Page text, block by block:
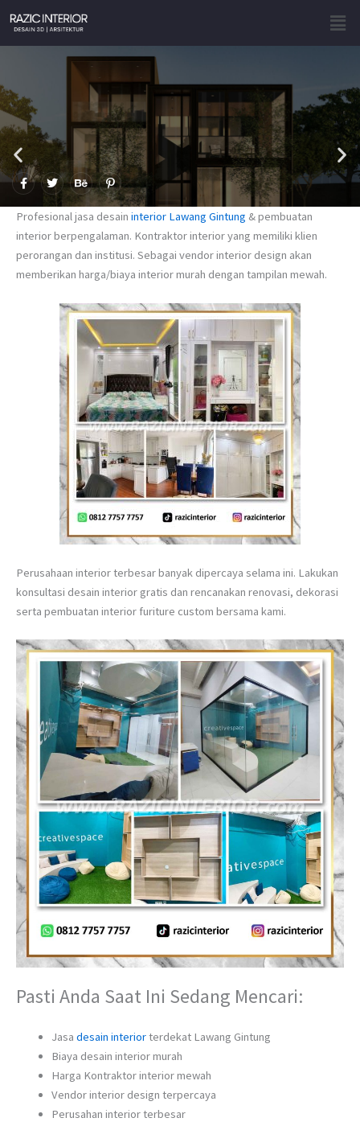
content
F
a
e
b
o
k
f
T
w
t
t
e
B
e
h
a
n
c
P
i
n
t
e
r
s
t
-
Profesional jasa desain interior Lawang Gintung & pembuatan
interior berpengalaman. Kontraktor interior yang memiliki klien
perorangan dan institusi. Sebagai vendor interior design akan
memberikan harga/biaya interior murah dengan tampilan mewah.
Perusahaan interior terbesar banyak dipercaya selama ini. Lakukan
konsultasi desain interior gratis dan rencanakan renovasi, dekorasi
serta pembuatan interior furiture custom bersama kami.
Pasti Anda Saat Ini Sedang Mencari:
Jasa desain interiorterdekat Lawang Gintung
Biaya desain interior murah
Harga Kontraktor interior mewah
Vendor interior design terpercaya
Perusahan interior terbesar